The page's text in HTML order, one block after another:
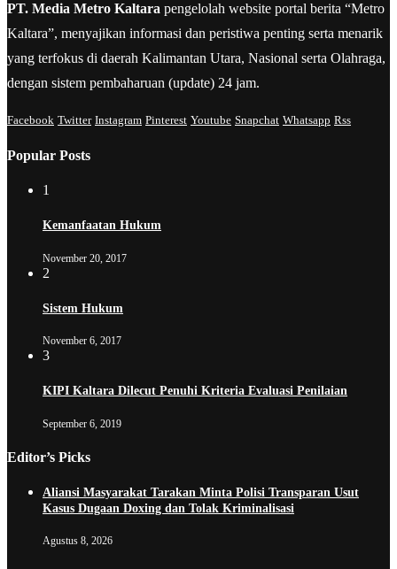
PT. Media Metro Kaltara pengelolah website portal berita “Metro
Kaltara”, menyajikan informasi dan peristiwa penting serta menarik
yang terfokus di daerah Kalimantan Utara, Nasional serta Olahraga,
dengan sistem pembaharuan (update) 24 jam.
Facebook Twitter Instagram Pinterest Youtube Snapchat Whatsapp Rss
Popular Posts
1
Kemanfaatan Hukum
November 20, 2017
2
Sistem Hukum
November 6, 2017
3
KIPI Kaltara Dilecut Penuhi Kriteria Evaluasi Penilaian
September 6, 2019
Editor’s Picks
Aliansi Masyarakat Tarakan Minta Polisi Transparan Usut
Kasus Dugaan Doxing dan Tolak Kriminalisasi
Agustus 8, 2026